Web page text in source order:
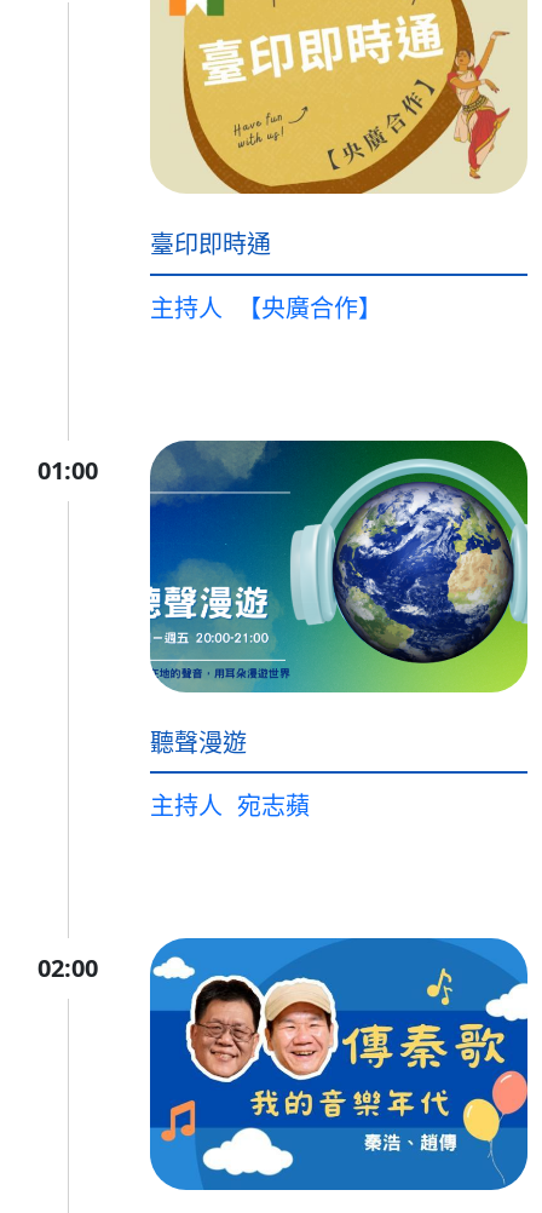
臺印即時通
主持人
【央廣合作】
01:00
聽聲漫遊
主持人 宛志蘋
02:00